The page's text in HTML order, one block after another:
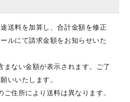
送料を加算し、合計金額を修正
ルにて請求金額をお知らせいた
まない金額が表示されます。ご了
いいたします。
住所により送料は異なります。